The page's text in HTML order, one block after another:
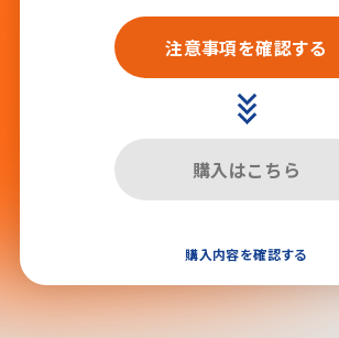
注意事項を確認する
購入はこちら
購入内容を確認する